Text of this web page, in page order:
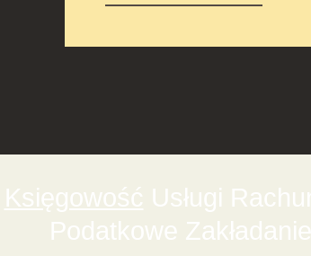
Księgowość Usługi
Podatkowe